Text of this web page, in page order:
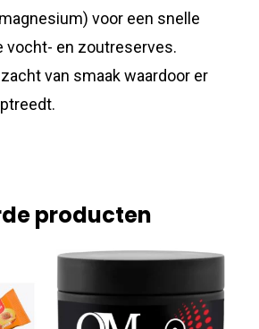
voor een snelle
vocht- en zoutreserves.
van smaak waardoor er
producten